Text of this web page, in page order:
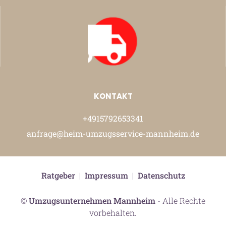
KONTAKT
+4915792653341
anfrage@heim-umzugsservice-mannheim.de
©Umzugsunternehmen Mannheim - Alle Rechte
vorbehalten.
Ratgeber| Impressum| Datenschutz